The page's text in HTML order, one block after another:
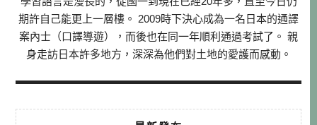
期許自己能更上一層樓。 2009時下決心成為一名日本的通譯
案內士（口譯導遊），而後也在同一年順利通過考試了。 親
身走訪日本許多地方，深深為他們對土地的愛護而感動。